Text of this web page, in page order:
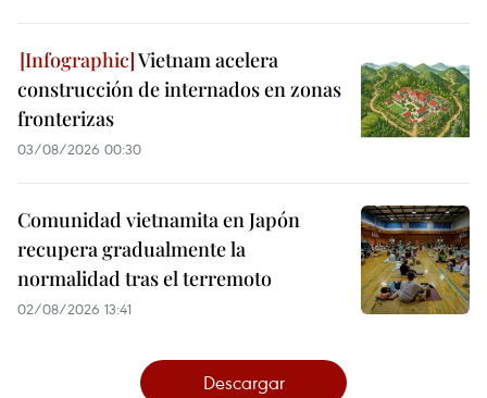
Vietnam acelera
construcción de internados en zonas
fronterizas
03/08/2026 00:30
Comunidad vietnamita en Japón
recupera gradualmente la
normalidad tras el terremoto
02/08/2026 13:41
Descargar